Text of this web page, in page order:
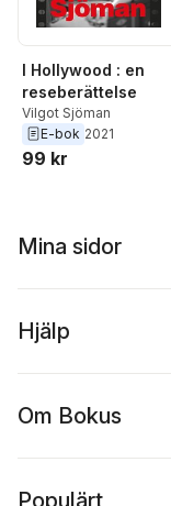
I Hollywood : en
reseberättelse
Vilgot Sjöman
E-bok 2021
99 kr
Mina sidor
Hjälp
Om Bokus
Populärt